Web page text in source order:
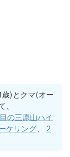
)とクマ(オー
の三原山ハイ
ケリング、 2